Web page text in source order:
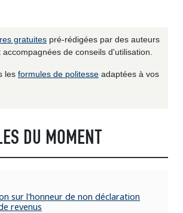
gratuites pré-rédigées par des auteurs
de conseils d'utilisation.
les formules de politesse adaptées à vos
DU MOMENT
sur l'honneur de non déclaration
revenus